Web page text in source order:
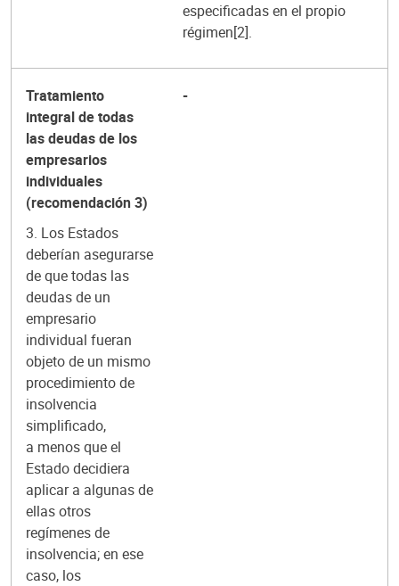
especificadas en el propio
régimen[2].
Tratamiento
integral de todas
las deudas de los
empresarios
individuales
(recomendación 3)
3. Los Estados
deberían asegurarse
de que todas las
deudas de un
empresario
individual fueran
objeto de un mismo
procedimiento de
insolvencia
simplificado,
a menos que el
Estado decidiera
aplicar a algunas de
ellas otros
regímenes de
insolvencia; en ese
caso, los
-